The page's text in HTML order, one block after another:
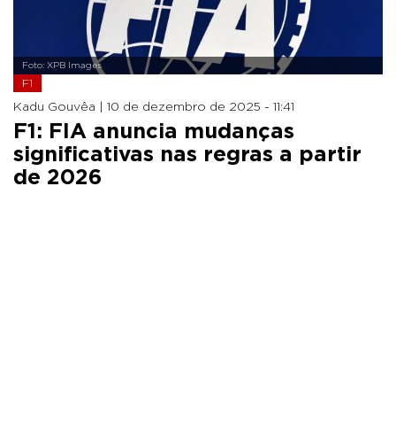
Foto: XPB Images
F1
Kadu Gouvêa | 10 de dezembro de 2025 - 11:41
F1: FIA anuncia mudanças
significativas nas regras a partir
de 2026